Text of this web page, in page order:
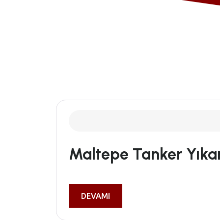
Maltepe Tanker
DEVAMI